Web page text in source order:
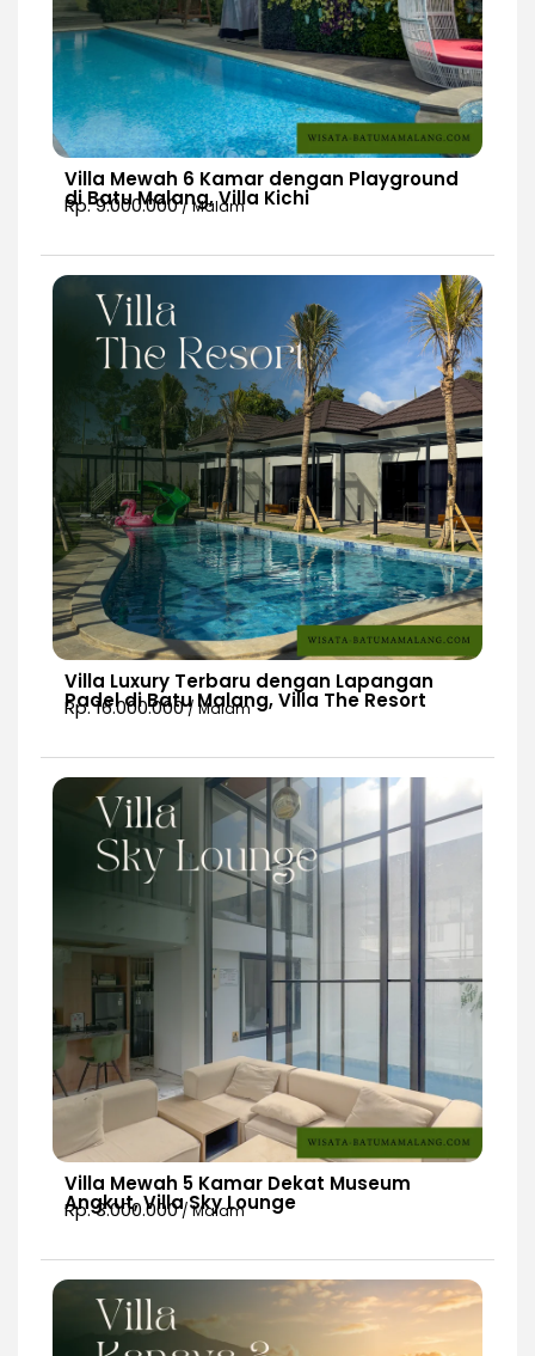
Villa Mewah 6 Kamar dengan Playground
di Batu Malang, Villa Kichi
Rp. 9.000.000/ Malam
Villa Luxury Terbaru dengan Lapangan
Padel di Batu Malang, Villa The Resort
Rp. 16.000.000/ Malam
Villa Mewah 5 Kamar Dekat Museum
Angkut, Villa Sky Lounge
Rp. 3.000.000/ Malam